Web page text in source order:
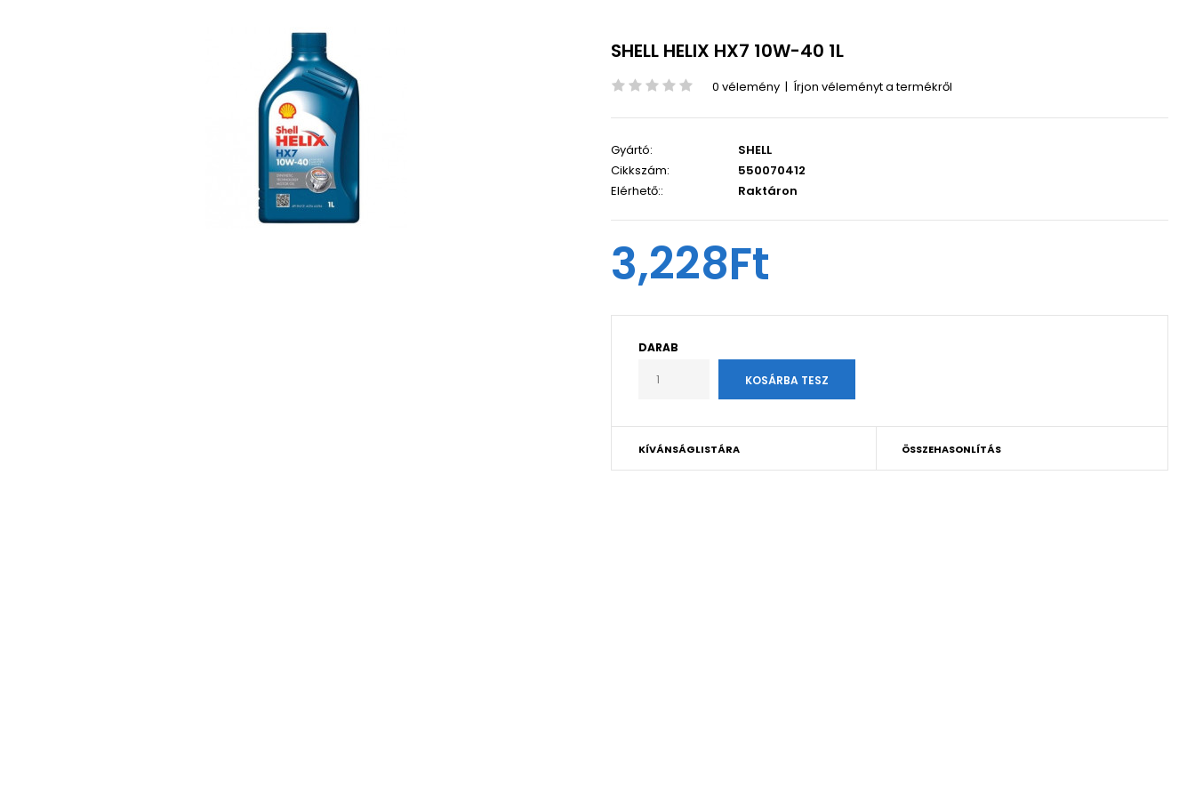
SHELL HELIX HX7 10W-40 1L
0 vélemény | Írjon véleményt a termékről
Gyártó:
SHELL
Cikkszám:
550070412
Elérhető::
Raktáron
3,228Ft
DARAB
KÍVÁNSÁGLISTÁRA ÖSSZEHASONLÍTÁS